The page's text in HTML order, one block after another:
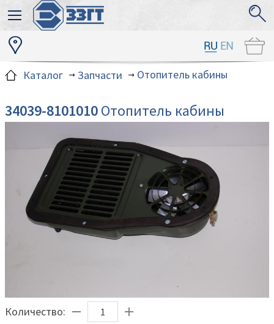
Каталог Запчасти Отопитель кабины
34039-8101010Отопитель кабины
Количество: